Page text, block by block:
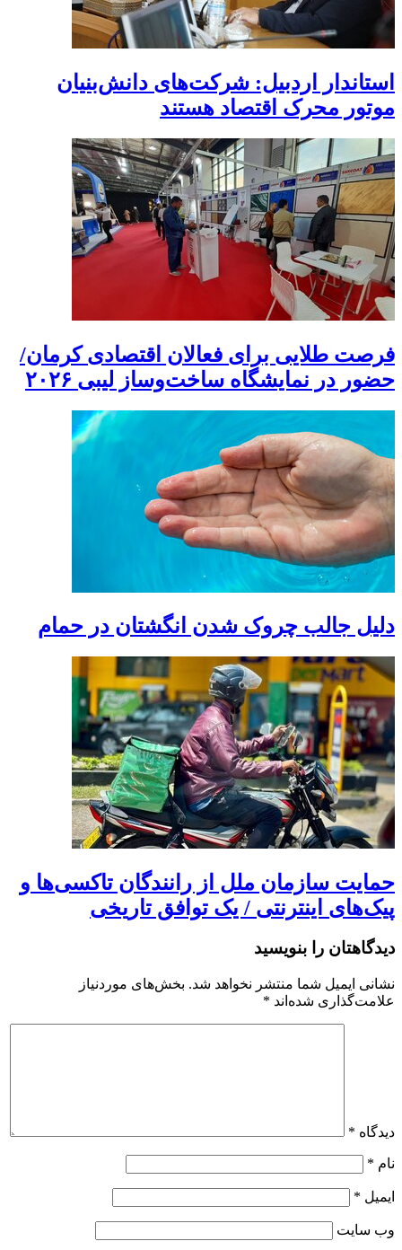
استاندار اردبیل: شرکت‌های دانش‌بنیان
موتور محرک اقتصاد هستند
فرصت طلایی برای فعالان اقتصادی کرمان/
حضور در نمایشگاه ساخت‌وساز لیبی ۲۰۲۶
دلیل جالب چروک شدن انگشتان در حمام
حمایت سازمان ملل از رانندگان تاکسی‌ها و
پیک‌های اینترنتی / یک توافق تاریخی
دیدگاهتان را بنویسید
نشانی ایمیل شما منتشر نخواهد شد. بخش‌های موردنیاز
علامت‌گذاری شده‌اند *
دیدگاه *
نام *
ایمیل *
وب‌ سایت